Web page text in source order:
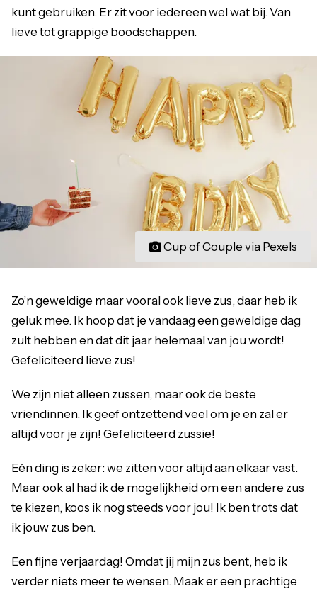
kunt gebruiken. Er zit voor iedereen wel wat bij. Van
lieve tot grappige boodschappen.
Cup of Couple via Pexels
Zo’n geweldige maar vooral ook lieve zus, daar heb ik
geluk mee. Ik hoop dat je vandaag een geweldige dag
zult hebben en dat dit jaar helemaal van jou wordt!
Gefeliciteerd lieve zus!
We zijn niet alleen zussen, maar ook de beste
vriendinnen. Ik geef ontzettend veel om je en zal er
altijd voor je zijn! Gefeliciteerd zussie!
Eén ding is zeker: we zitten voor altijd aan elkaar vast.
Maar ook al had ik de mogelijkheid om een andere zus
te kiezen, koos ik nog steeds voor jou! Ik ben trots dat
ik jouw zus ben.
Een fijne verjaardag! Omdat jij mijn zus bent, heb ik
verder niets meer te wensen. Maak er een prachtige